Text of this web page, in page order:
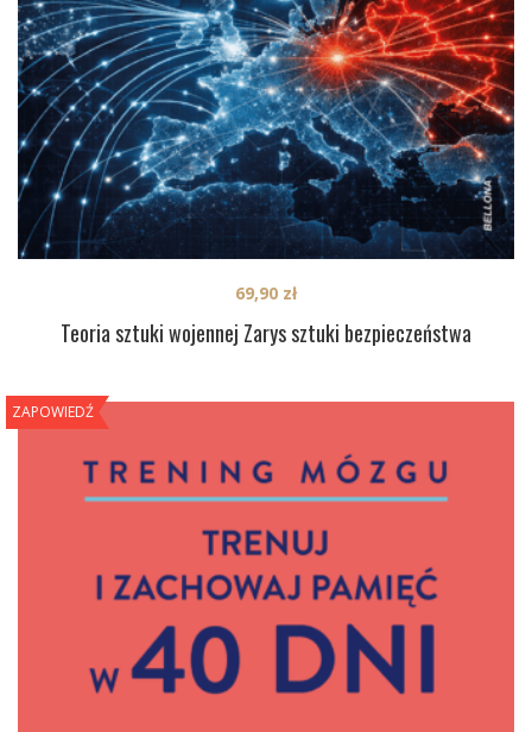
Teoria sztuki wojennej Zarys sztuki bezpieczeństwa
69,90 zł
ZAPOWIEDŹ